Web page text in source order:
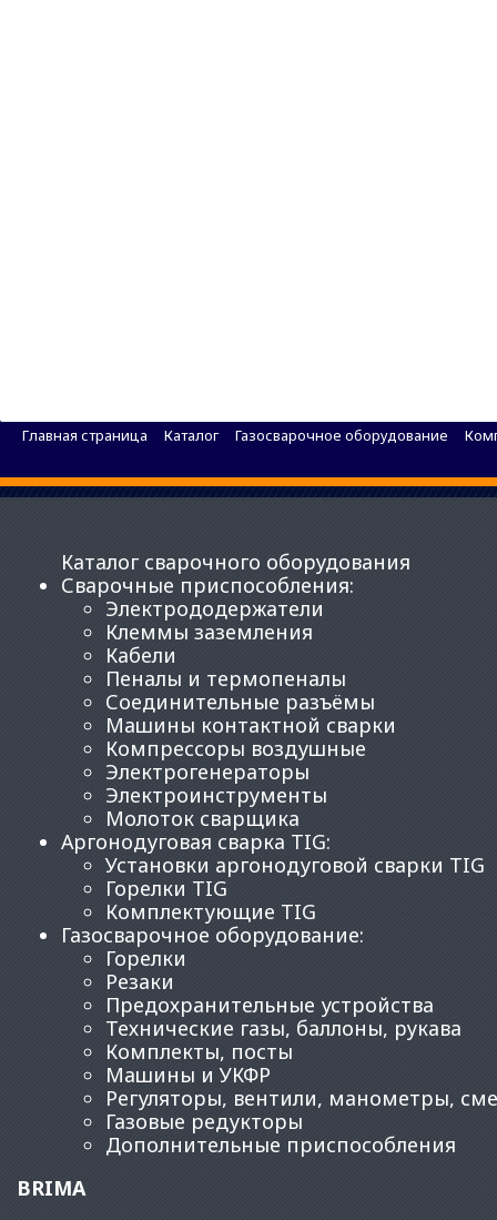
Главная страница Каталог Газосварочное оборудование
Каталог сварочного оборудования
Сварочные приспособления:
Электрододержатели
Клеммы заземления
Кабели
Пеналы и термопеналы
Соединительные разъёмы
Машины контактной сварки
Компрессоры воздушные
Электрогенераторы
Электроинструменты
Молоток сварщика
Аргонодуговая сварка TIG:
Установки аргонодуговой сварки TIG
Горелки TIG
Комплектующие TIG
Газосварочное оборудование:
Горелки
Резаки
Предохранительные устройства
Технические газы, баллоны, рукава
Комплекты, посты
Машины и УКФР
Регуляторы, вентили, манометры,
Газовые редукторы
Дополнительные приспособления
BRIMA